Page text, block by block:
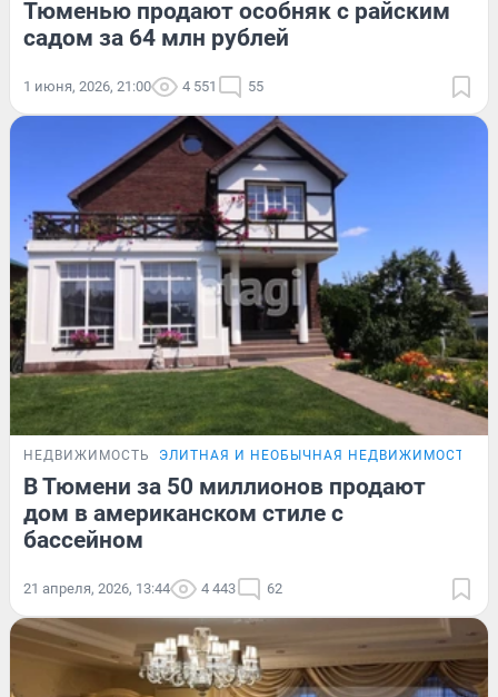
Тюменью продают особняк с райским
садом за 64 млн рублей
1 июня, 2026, 21:00 4 551 55
НЕДВИЖИМОСТЬ ЭЛИТНАЯ И НЕОБЫЧНАЯ НЕДВИЖИМОСТЬ
В Тюмени за 50 миллионов продают
дом в американском стиле с
бассейном
21 апреля, 2026, 13:44 4 443 62